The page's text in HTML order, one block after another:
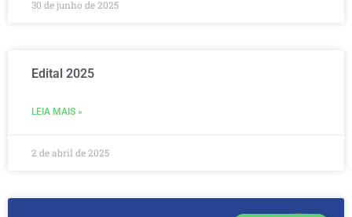
30 de junho de 2025
Edital 2025
LEIA MAIS »
2 de abril de 2025